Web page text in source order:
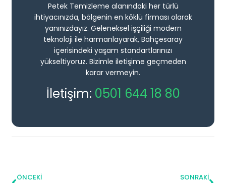
Petek Temizleme alanındaki her türlü
ihtiyacınızda, bölgenin en köklü firması olarak
yanınızdayız. Geleneksel işçiliği modern
teknoloji ile harmanlayarak, Bahçesaray
içerisindeki yaşam standartlarınızı
yükseltiyoruz. Bizimle iletişime geçmeden
karar vermeyin.
İletişim: 0501 644 18 80
ÖNCEKI SONRAKI